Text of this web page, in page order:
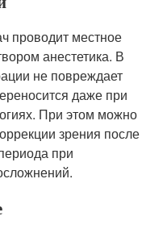
проводит местное
анестетика. В
не повреждает
даже при
При этом можно
зрения после
при